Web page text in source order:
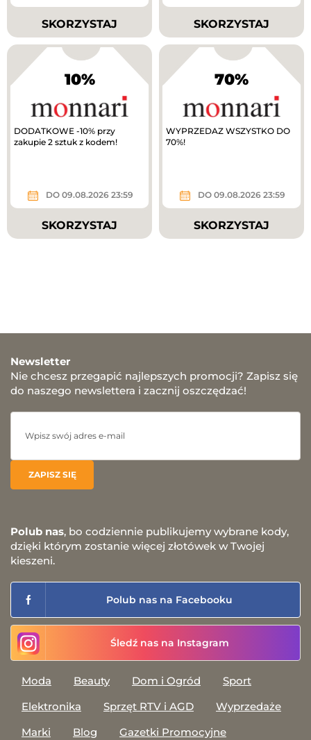
SKORZYSTAJ SKORZYSTAJ
10%
DODATKOWE -10% przy
zakupie 2 sztuk z kodem!
DO 09.08.2026 23:59
SKORZYSTAJ
70%
WYPRZEDAZ WSZYSTKO DO
70%!
DO 09.08.2026 23:59
SKORZYSTAJ
Newsletter
Nie chcesz przegapić najlepszych promocji? Zapisz się
do naszego newslettera i zacznij oszczędzać!
Polub nas, bo codziennie publikujemy wybrane kody,
dzięki którym zostanie więcej złotówek w Twojej
kieszeni.
Polub nas na Facebooku
Śledź nas na Instagram
Moda Beauty Dom i Ogród
Sport
Elektronika
Sprzęt RTV i AGD
Wyprzedaże
Marki
Blog
Gazetki Promocyjne